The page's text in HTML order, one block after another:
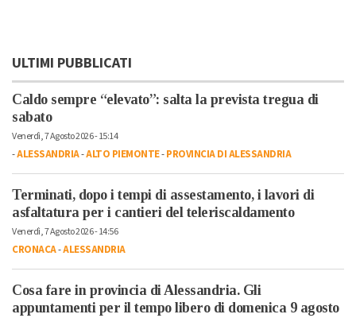
ULTIMI PUBBLICATI
Caldo sempre “elevato”: salta la prevista tregua di
sabato
Venerdì, 7 Agosto 2026 - 15:14
-ALESSANDRIA-ALTO PIEMONTE-PROVINCIA DI ALESSANDRIA
Terminati, dopo i tempi di assestamento, i lavori di
asfaltatura per i cantieri del teleriscaldamento
Venerdì, 7 Agosto 2026 - 14:56
CRONACA-ALESSANDRIA
Cosa fare in provincia di Alessandria. Gli
appuntamenti per il tempo libero di domenica 9 agosto